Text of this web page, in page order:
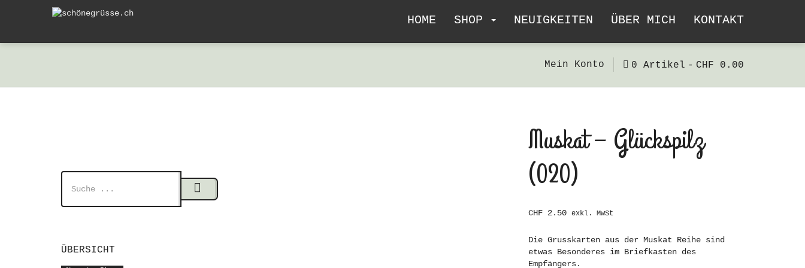
HOME SHOP NEUIGKEITEN ÜBER MICH KONTAKT
Mein Konto 0 Artikel CHF 0.00
Muskat – Glückspilz
(020)
CHF 2.50 exkl. MwSt
Die Grusskarten aus der Muskat Reihe sind
etwas Besonderes im Briefkasten des
Empfängers.
ÜBERSICHT